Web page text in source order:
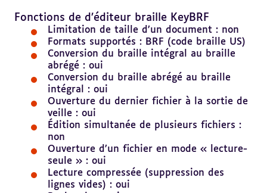
Fonctions de d’éditeur braille KeyBRF
Limitation de taille d’un document : non
Formats supportés : BRF (code braille US)
Conversion du braille intégral au braille
abrégé : oui
Conversion du braille abrégé au braille
intégral : oui
Ouverture du dernier fichier à la sortie de
veille : oui
Édition simultanée de plusieurs fichiers :
non
Ouverture d’un fichier en mode « lecture-
seule » : oui
Lecture compressée (suppression des
lignes vides) : oui
au
sommaire